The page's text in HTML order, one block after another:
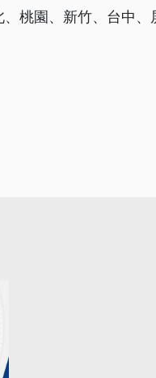
桃園、新竹、台中